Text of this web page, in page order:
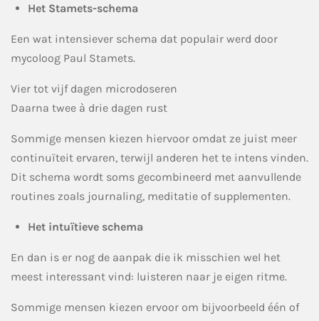
Het Stamets-schema
Een wat intensiever schema dat populair werd door
mycoloog Paul Stamets.
Vier tot vijf dagen microdoseren
Daarna twee à drie dagen rust
Sommige mensen kiezen hiervoor omdat ze juist meer
continuïteit ervaren, terwijl anderen het te intens vinden.
Dit schema wordt soms gecombineerd met aanvullende
routines zoals journaling, meditatie of supplementen.
Het intuïtieve schema
En dan is er nog de aanpak die ik misschien wel het
meest interessant vind: luisteren naar je eigen ritme.
Sommige mensen kiezen ervoor om bijvoorbeeld één of